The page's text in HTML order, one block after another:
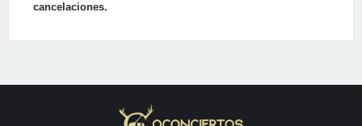
cancelaciones.